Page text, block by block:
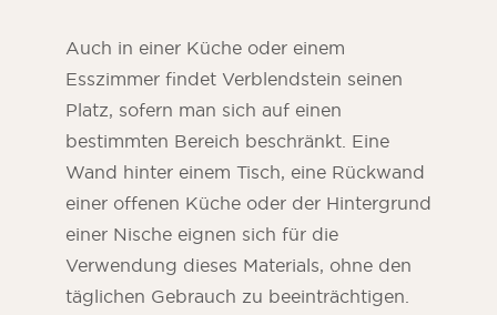
Auch in einer Küche oder einem
Esszimmer findet Verblendstein seinen
Platz, sofern man sich auf einen
bestimmten Bereich beschränkt. Eine
Wand hinter einem Tisch, eine Rückwand
einer offenen Küche oder der Hintergrund
einer Nische eignen sich für die
Verwendung dieses Materials, ohne den
täglichen Gebrauch zu beeinträchtigen.